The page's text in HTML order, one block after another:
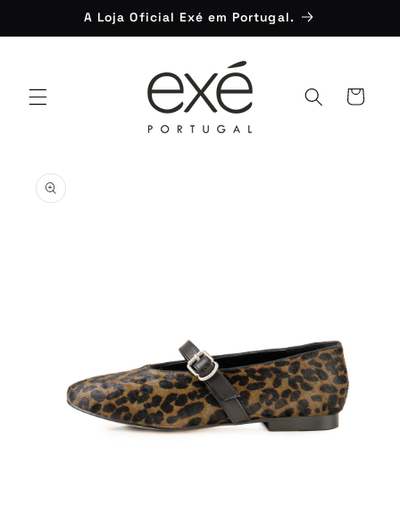
conteúdo
A Loja Oficial Exé em Portugal.
Carrinho
informação
do produto